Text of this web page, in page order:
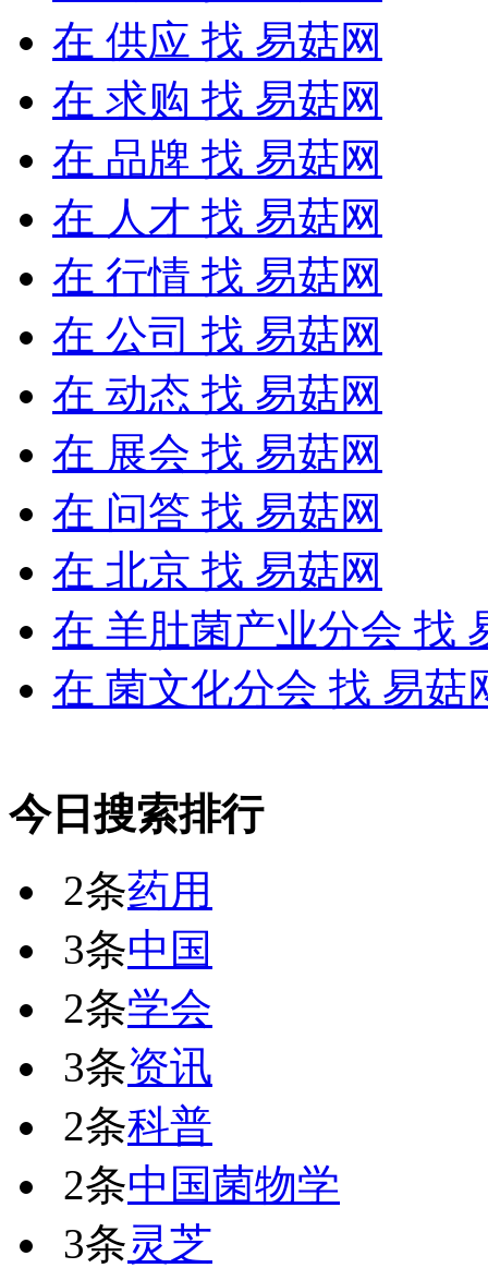
在 供应 找 易菇网
在 求购 找 易菇网
在 品牌 找 易菇网
在 人才 找 易菇网
在 行情 找 易菇网
在 公司 找 易菇网
在 动态 找 易菇网
在 展会 找 易菇网
在 问答 找 易菇网
在 北京 找 易菇网
在 羊肚菌产业分会 找
在 菌文化分会 找 易菇
今日搜索排行
2条药用
3条中国
2条学会
3条资讯
2条科普
2条中国菌物学
3条灵芝